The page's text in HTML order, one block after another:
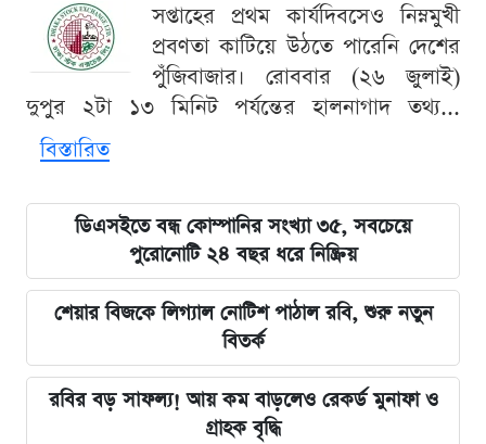
সপ্তাহের প্রথম কার্যদিবসেও নিম্নমুখী
প্রবণতা কাটিয়ে উঠতে পারেনি দেশের
পুঁজিবাজার। রোববার (২৬ জুলাই)
দুপুর ২টা ১৩ মিনিট পর্যন্তের হালনাগাদ তথ্য...
বিস্তারিত
ডিএসইতে বন্ধ কোম্পানির সংখ্যা ৩৫, সবচেয়ে
পুরোনোটি ২৪ বছর ধরে নিষ্ক্রিয়
শেয়ার বিজকে লিগ্যাল নোটিশ পাঠাল রবি, শুরু নতুন
বিতর্ক
রবির বড় সাফল্য! আয় কম বাড়লেও রেকর্ড মুনাফা ও
গ্রাহক বৃদ্ধি